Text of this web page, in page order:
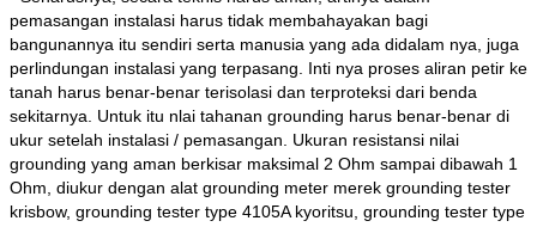
pemasangan instalasi harus tidak membahayakan bagi
bangunannya itu sendiri serta manusia yang ada didalam nya, juga
perlindungan instalasi yang terpasang. Inti nya proses aliran petir ke
tanah harus benar-benar terisolasi dan terproteksi dari benda
sekitarnya. Untuk itu nlai tahanan grounding harus benar-benar di
ukur setelah instalasi / pemasangan. Ukuran resistansi nilai
grounding yang aman berkisar maksimal 2 Ohm sampai dibawah 1
Ohm, diukur dengan alat grounding meter merek grounding tester
krisbow, grounding tester type 4105A kyoritsu, grounding tester type